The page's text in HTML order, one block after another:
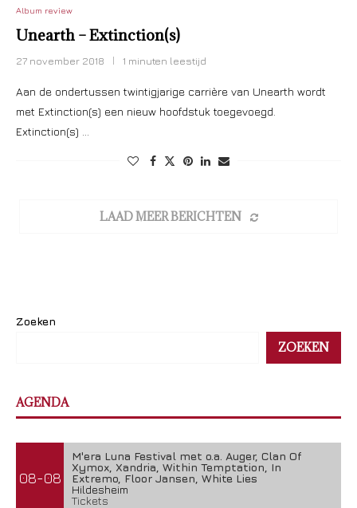
Album review
Unearth – Extinction(s)
27 november 2018 1 minuten leestijd
Aan de ondertussen twintigjarige carrière van Unearth wordt
met Extinction(s) een nieuw hoofdstuk toegevoegd.
Extinction(s) …
LAAD MEER BERICHTEN
Zoeken
ZOEKEN
AGENDA
08-08
M'era Luna Festival met o.a. Auger, Clan Of
Xymox, Xandria, Within Temptation, In
Extremo, Floor Jansen, White Lies
Hildesheim
Tickets